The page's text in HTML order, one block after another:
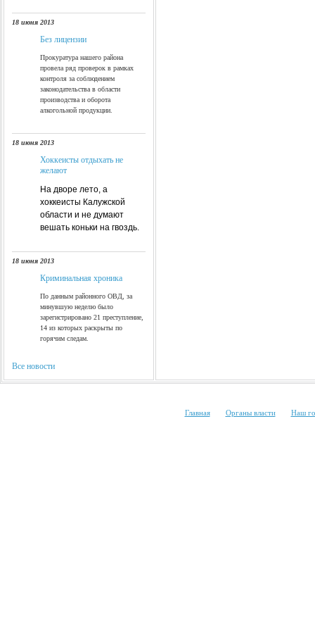
18 июня 2013
Без лицензии
Прокуратура нашего района
провела ряд проверок в рамках
контроля за соблюдением
законодательства в области
производства и оборота
алкогольной продукции.
18 июня 2013
Хоккеисты отдыхать не
желают
На дворе лето, а
хоккеисты Калужской
области и не думают
вешать коньки на гвоздь.
18 июня 2013
Криминальная хроника
По данным районного ОВД, за
минувшую неделю было
зарегистрировано 21 преступление,
14 из которых раскрыты по
горячим следам.
Все новости
Главная| Органы власти| Наш